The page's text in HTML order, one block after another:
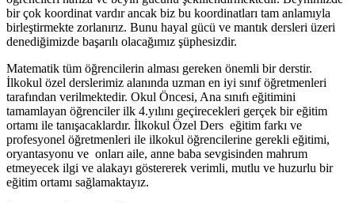
bir çok koordinat vardır ancak biz bu koordinatları tam anlamıyla
birleştirmekte zorlanırız. Bunu hayal gücü ve mantık dersleri üzeri
denediğimizde başarılı olacağımız şüphesizdir.
Matematik tüm öğrencilerin alması gereken önemli bir derstir.
İlkokul özel derslerimiz alanında uzman en iyi sınıf öğretmenleri
tarafından verilmektedir. Okul Öncesi, Ana sınıfı eğitimini
tamamlayan öğrenciler ilk 4.yılını geçirecekleri gerçek bir eğitim
ortamı ile tanışacaklardır. İlkokul Özel Ders eğitim farkı ve
profesyonel öğretmenleri ile ilkokul öğrencilerine gerekli eğitimi,
oryantasyonu ve onları aile, anne baba sevgisinden mahrum
etmeyecek ilgi ve alakayı göstererek verimli, mutlu ve huzurlu bir
eğitim ortamı sağlamaktayız.